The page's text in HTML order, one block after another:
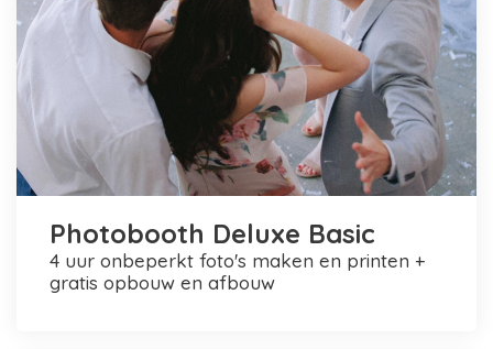
Photobooth Deluxe Basic
4 uur onbeperkt foto's maken en printen +
gratis opbouw en afbouw